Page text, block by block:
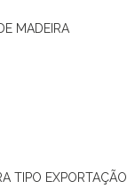
MADEIRA
TIPO EXPORTAÇÃO